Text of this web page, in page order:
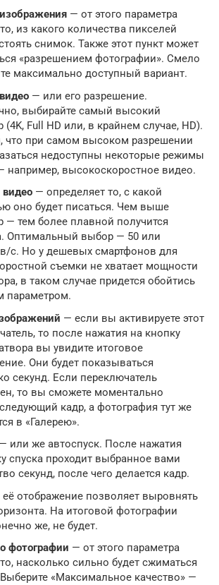
— от этого параметра
из какого количества пикселей
снимок. Также этот пункт может
«разрешением фотографии». Смело
максимально доступный вариант.
— или его разрешение.
выбирайте самый высокий
(4K, Full HD или, в крайнем случае, HD).
что при самом высоком разрешении
недоступны некоторые режимы
например, высокоскоростное видео.
видео — определяет то, с какой
оно будет писаться. Чем выше
— тем более плавной получится
Оптимальный выбор — 50 или
с. Но у дешевых смартфонов для
съемки не хватает мощности
в таком случае придется обойтись
параметром.
— если вы активируете этот
то после нажатия на кнопку
вы увидите итоговое
Они будет показываться
секунд. Если переключатель
то вы сможете моментально
кадр, а фотография тут же
в «Галерею».
— или же автоспуск. После нажатия
спуска проходит выбранное вами
секунд, после чего делается кадр.
отображение позволяет выровнять
На итоговой фотографии
же, не будет.
фотографии — от этого параметра
насколько сильно будет сжиматься
«Максимальное качество» —